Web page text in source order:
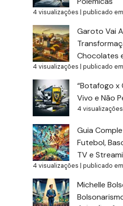
4 visualizações |publicado
Garoto Vai
Chocolates
4 visualizações |publicado
“Botafogo x
Vivo e Não
4 visualizações
Guia
Futebol,
TV e
4 visualizações |publicado
Michelle